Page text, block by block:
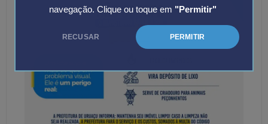
navegação. Clique ou toque em "Permitir"
RECUSAR PERMITIR